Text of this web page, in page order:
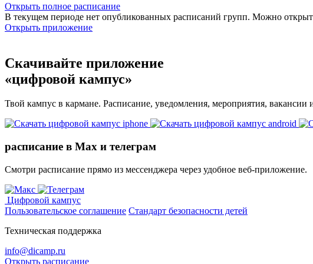
Открыть полное расписание
В текущем периоде нет опубликованных расписаний групп. Можно
Открыть приложение
Скачивайте приложение
«цифровой кампус»
Твой кампус в кармане. Расписание, уведомления, мероприятия,
расписание в Max и телеграм
Смотри расписание прямо из мессенджера через удобное веб‑приложение.
Цифровой кампус
Пользовательское соглашение Стандарт безопасности детей
Техническая поддержка
info@dicamp.ru
Открыть расписание